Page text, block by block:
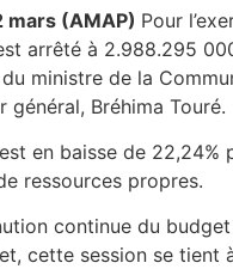
mars (AMAP) Pour
arrêté à 2.988.295
ministre de la
général, Bréhima Touré.
en baisse de
ressources propres.
continue du
cette session se tient